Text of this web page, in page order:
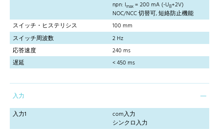
npn: Imax = 200 mA (-UB+2V)
NOC/NCC 切替可, 短絡防止機能
スイッチ・ヒステリシス
100 mm
スイッチ周波数
2 Hz
応答速度
240 ms
遅延
< 450 ms
入力
入力1
com入力
シンクロ入力